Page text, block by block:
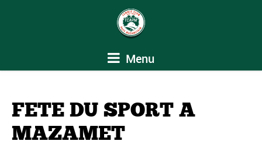
Menu
FETE DU SPORT A
MAZAMET